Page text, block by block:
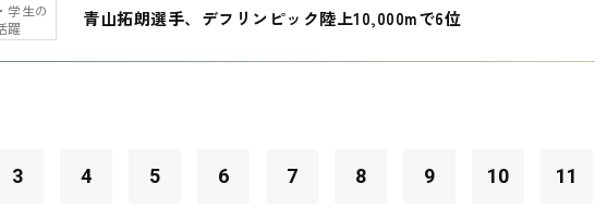
学生の
躍
青山拓朗選手、デフリンピック陸上10,000mで6位
3 4 5 6 7 8 9 10 11